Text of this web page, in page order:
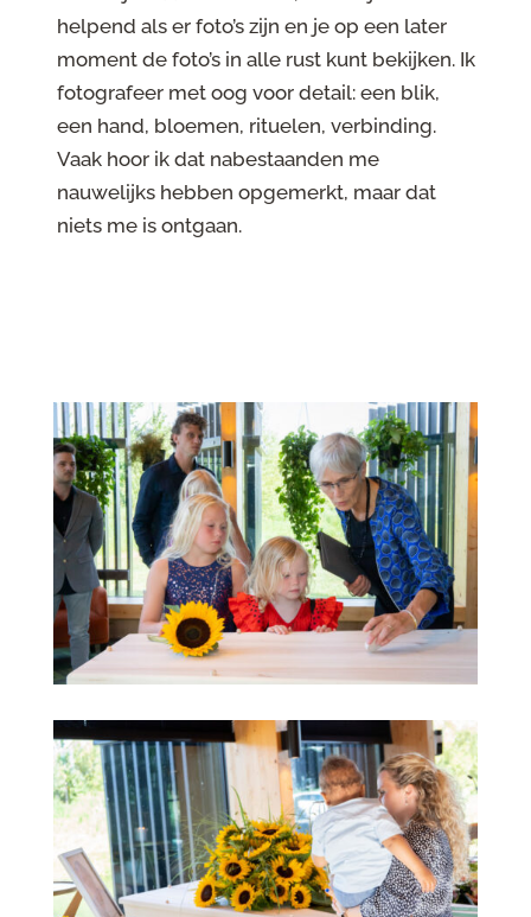
helpend als er foto’s zijn en je op een later
moment de foto’s in alle rust kunt bekijken. Ik
fotografeer met oog voor detail: een blik,
een hand, bloemen, rituelen, verbinding.
Vaak hoor ik dat nabestaanden me
nauwelijks hebben opgemerkt, maar dat
niets me is ontgaan.